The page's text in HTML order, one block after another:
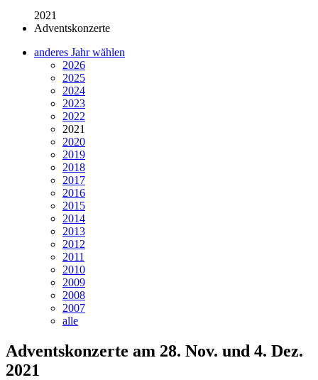
2021
Adventskonzerte
anderes Jahr wählen
2026
2025
2024
2023
2022
2021
2020
2019
2018
2017
2016
2015
2014
2013
2012
2011
2010
2009
2008
2007
alle
Adventskonzerte am 28. Nov. und 4. Dez.
2021